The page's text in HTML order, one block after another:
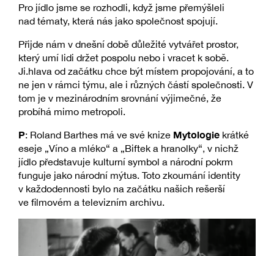
Pro jídlo jsme se rozhodli, když jsme přemýšleli
nad tématy, která nás jako společnost spojují.
Přijde nám v dnešní době důležité vytvářet prostor,
který umí lidi držet pospolu nebo i vracet k sobě.
Ji.hlava od začátku chce být místem propojování, a to
ne jen v rámci týmu, ale i různých částí společnosti. V
tom je v mezinárodním srovnání výjimečné, že
probíhá mimo metropoli.
P: Roland Barthes má ve své knize Mytologie krátké
eseje „Víno a mléko“ a „Biftek a hranolky“, v nichž
jídlo představuje kulturní symbol a národní pokrm
funguje jako národní mýtus. Toto zkoumání identity
v každodennosti bylo na začátku našich rešerší
ve filmovém a televizním archivu.